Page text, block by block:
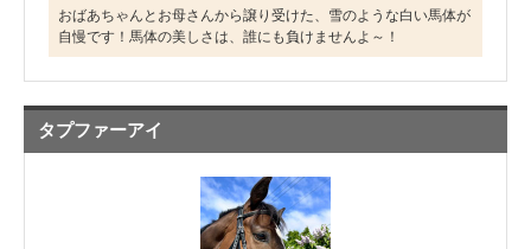
おばあちゃんとお母さんから譲り受けた、雪のような白い馬体が
自慢です！馬体の美しさは、誰にも負けませんよ～！
タプファーアイ